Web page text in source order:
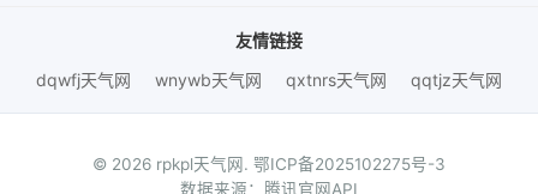
友情链接
dqwfj天气网
wnywb天气网 qxtnrs天气网 qqtjz天气网
© 2026 rpkpl天气网. 鄂ICP备2025102275号-3
数据来源：腾讯官网API